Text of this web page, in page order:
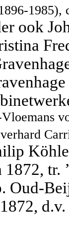
1985),
ook
tr.
Oud-